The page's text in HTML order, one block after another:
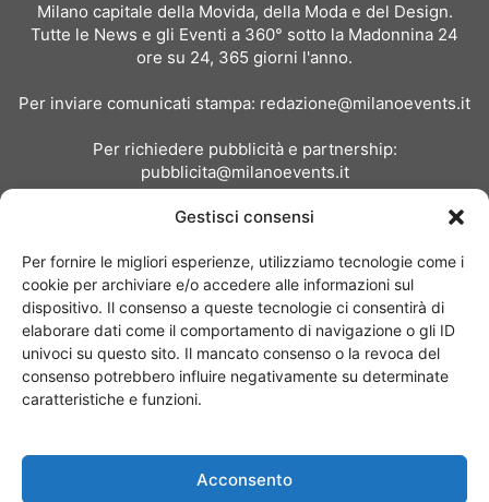
Gestisci consensi
Per fornire le migliori esperienze, utilizziamo tecnologie come i
cookie per archiviare e/o accedere alle informazioni sul
dispositivo. Il consenso a queste tecnologie ci consentirà di
elaborare dati come il comportamento di navigazione o gli ID
univoci su questo sito. Il mancato consenso o la revoca del
consenso potrebbero influire negativamente su determinate
caratteristiche e funzioni.
Acconsento
Milano capitale della Movida, della Moda e del Design.
Tutte le News e gli Eventi a 360° sotto la Madonnina 24
ore su 24, 365 giorni l'anno.
Per inviare comunicati stampa: redazione@milanoevents.it
Per richiedere pubblicità e partnership:
pubblicita@milanoevents.it
Chi siamo I Nostri Clienti
© Copyright 2017 - MilanoEvents.it© managed by